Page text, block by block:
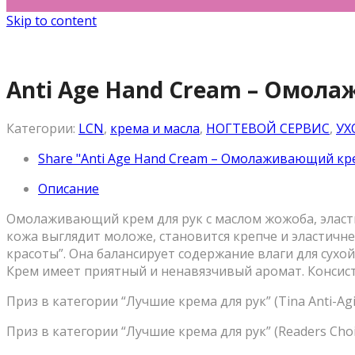
Skip to content
Anti Age Hand Cream –
Категории: LCN, крема и масла, НОГТЕВОЙ СЕРВИС,
Share "Anti Age Hand Cream – Омолаживающий
Описание
Омолаживающий крем для рук с маслом жожоба,
кожа выглядит моложе, становится крепче и
красоты”. Она балансирует содержание влаги для
Крем имеет приятный и ненавязчивый аромат.
Приз в категории “Лучшие крема для рук” (Tina Anti-
Приз в категории “Лучшие крема для рук” (Readers